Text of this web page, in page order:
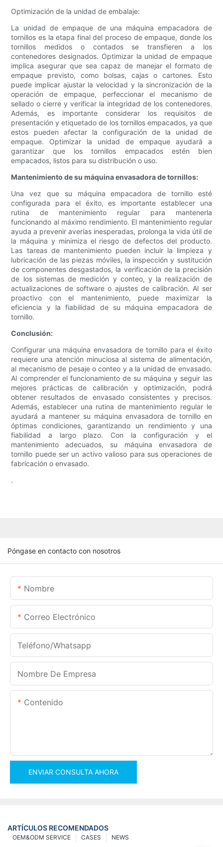
Optimización de la unidad de embalaje:
La unidad de empaque de una máquina empacadora de
tornillos es la etapa final del proceso de empaque, donde los
tornillos medidos o contados se transfieren a los
contenedores designados. Optimizar la unidad de empaque
implica asegurar que sea capaz de manejar el formato de
empaque previsto, como bolsas, cajas o cartones. Esto
puede implicar ajustar la velocidad y la sincronización de la
operación de empaque, perfeccionar el mecanismo de
sellado o cierre y verificar la integridad de los contenedores.
Además, es importante considerar los requisitos de
presentación y etiquetado de los tornillos empacados, ya que
estos pueden afectar la configuración de la unidad de
empaque. Optimizar la unidad de empaque ayudará a
garantizar que los tornillos empacados estén bien
empacados, listos para su distribución o uso.
Mantenimiento de su máquina envasadora de tornillos:
Una vez que su máquina empacadora de tornillo esté
configurada para el éxito, es importante establecer una
rutina de mantenimiento regular para mantenerla
funcionando al máximo rendimiento. El mantenimiento regular
ayuda a prevenir averías inesperadas, prolonga la vida útil de
la máquina y minimiza el riesgo de defectos del producto.
Las tareas de mantenimiento pueden incluir la limpieza y
lubricación de las piezas móviles, la inspección y sustitución
de componentes desgastados, la verificación de la precisión
de los sistemas de medición y conteo, y la realización de
actualizaciones de software o ajustes de calibración. Al ser
proactivo con el mantenimiento, puede maximizar la
eficiencia y la fiabilidad de su máquina empacadora de
tornillo.
Conclusión:
Configurar una máquina envasadora de tornillo para el éxito
requiere una atención minuciosa al sistema de alimentación,
al mecanismo de pesaje o conteo y a la unidad de envasado.
Al comprender el funcionamiento de su máquina y seguir las
mejores prácticas de calibración y optimización, podrá
obtener resultados de envasado consistentes y precisos.
Además, establecer una rutina de mantenimiento regular le
ayudará a mantener su máquina envasadora de tornillo en
óptimas condiciones, garantizando un rendimiento y una
fiabilidad a largo plazo. Con la configuración y el
mantenimiento adecuados, su máquina envasadora de
tornillo puede ser un activo valioso para sus operaciones de
fabricación o envasado.
.
Póngase en contacto con nosotros
Nombre
Correo Electrónico
Teléfono/whatsapp
Nombre De Empresa
Contenido
ENVIAR CONSULTA AHORA
ARTÍCULOS RECOMENDADOS
NEWS
CASES
OEM&ODM SERVICE